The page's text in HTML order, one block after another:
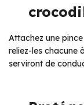
Attachez une
reliez-les chacune
serviront de